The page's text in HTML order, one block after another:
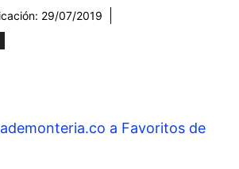
29/07/2019
a Favoritos de